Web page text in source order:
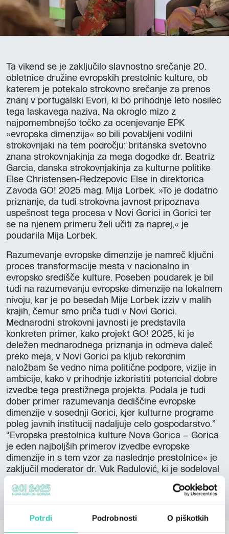
Potrdi Podrobnosti O piškotkih
Ta vikend se je zaključilo slavnostno srečanje 20.
obletnice družine evropskih prestolnic kulture, ob
katerem je potekalo strokovno srečanje za prenos
znanj v portugalski Evori, ki bo prihodnje leto nosilec
tega laskavega naziva. Na okroglo mizo z
najpomembnejšo točko za ocenjevanje EPK
»evropska dimenzija« so bili povabljeni vodilni
strokovnjaki na tem področju: britanska svetovno
znana strokovnjakinja za mega dogodke dr. Beatriz
Garcia, danska strokovnjakinja za kulturne politike
Else Christensen-Redzepovic Else in direktorica
Zavoda GO! 2025 mag. Mija Lorbek. »To je dodatno
priznanje, da tudi strokovna javnost pripoznava
uspešnost tega procesa v Novi Gorici in Gorici ter
se na njenem primeru želi učiti za naprej,« je
poudarila Mija Lorbek.
Razumevanje evropske dimenzije je namreč ključni
proces transformacije mesta v nacionalno in
evropsko središče kulture. Poseben poudarek je bil
tudi na razumevanju evropske dimenzije na lokalnem
nivoju, kar je po besedah Mije Lorbek izziv v malih
krajih, čemur smo priča tudi v Novi Gorici.
Mednarodni strokovni javnosti je predstavila
konkreten primer, kako projekt GO! 2025, ki je
deležen mednarodnega priznanja in odmeva daleč
preko meja, v Novi Gorici pa kljub rekordnim
naložbam še vedno nima politične podpore, vizije in
ambicije, kako v prihodnje izkoristiti potencial dobre
izvedbe tega prestižnega projekta. Podala je tudi
dober primer razumevanja dediščine evropske
dimenzije v sosednji Gorici, kjer kulturne programe
poleg javnih institucij nadaljuje celo gospodarstvo.”
“Evropska prestolnica kulture Nova Gorica – Gorica
je eden najboljših primerov izvedbe evropske
dimenzije in s tem vzor za naslednje prestolnice« je
zaključil moderator dr. Vuk Radulović, ki je sodeloval